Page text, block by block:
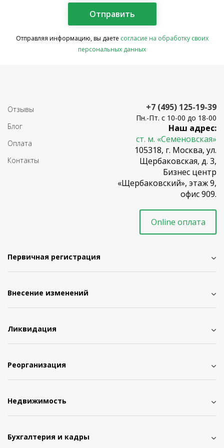
Отправляя информацию, вы даете согласие на обработку своих
персональных данных
Отзывы
Блог
Оплата
Контакты
+7 (495) 125-19-39
Пн.-Пт. с 10-00 до 18-00
Наш адрес:
ст. м. «Семеновская»
105318, г. Москва, ул.
Щербаковская, д. 3,
Бизнес центр
«Щербаковский», этаж 9,
офис 909.
Online оплата
Первичная регистрация
Внесение изменений
Ликвидация
Реорганизация
Недвижимость
Бухгалтерия и кадры